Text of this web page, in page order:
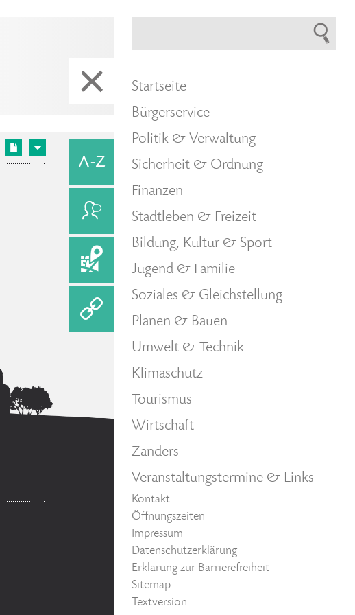
Startseite
Bürgerservice
Politik & Verwaltung
Sicherheit & Ordnung
Finanzen
Stadtleben & Freizeit
Bildung, Kultur & Sport
Jugend & Familie
Soziales & Gleichstellung
Planen & Bauen
Umwelt & Technik
Klimaschutz
Tourismus
Wirtschaft
Zanders
Veranstaltungstermine & Links
Kontakt
Öffnungszeiten
Impressum
Datenschutzerklärung
Erklärung zur Barrierefreiheit
Sitemap
Textversion